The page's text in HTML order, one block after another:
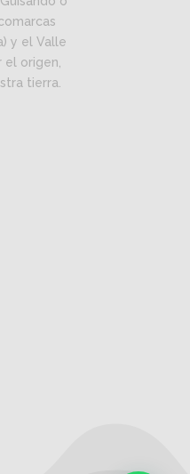
y el Valle
origen,
tierra.